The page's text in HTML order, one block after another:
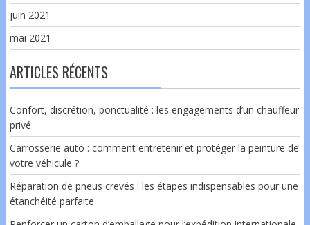
juin 2021
mai 2021
ARTICLES RÉCENTS
Confort, discrétion, ponctualité : les engagements d’un chauffeur
privé
Carrosserie auto : comment entretenir et protéger la peinture de
votre véhicule ?
Réparation de pneus crevés : les étapes indispensables pour une
étanchéité parfaite